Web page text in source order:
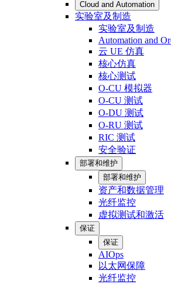
Cloud and Automation
实验室及制造
实验室及制造
Automation and
云 UE 仿真
核心仿真
核心测试
O-CU 模拟器
O-CU 测试
O-DU 测试
O-RU 测试
RIC 测试
安全验证
部署和维护
部署和维护
资产和数据管理
光纤监控
虚拟测试和激活
保证
保证
AIOps
以太网保障
光纤监控